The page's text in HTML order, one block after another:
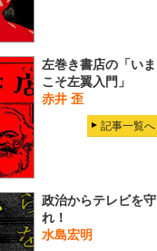
左巻き書店の「いま
こそ左翼入門」
赤井 歪
記事一覧へ
政治からテレビを守
れ！
水島宏明